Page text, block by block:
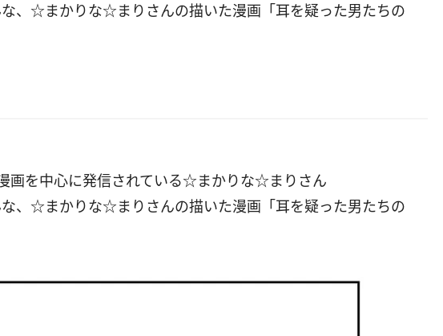
な、☆まかりな☆まりさんの描いた漫画「耳を疑った男たちの
画を中心に発信されている☆まかりな☆まりさん
な、☆まかりな☆まりさんの描いた漫画「耳を疑った男たちの